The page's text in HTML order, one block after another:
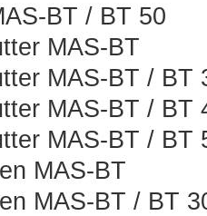
BT / BT 50
MAS-BT
MAS-BT / BT
MAS-BT / BT
MAS-BT / BT
MAS-BT
MAS-BT / BT